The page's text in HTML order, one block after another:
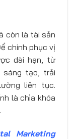
còn là tài sản
chinh phục vị
dài hạn, từ
tạo, trải
liên tục.
là chìa khóa
Marketing